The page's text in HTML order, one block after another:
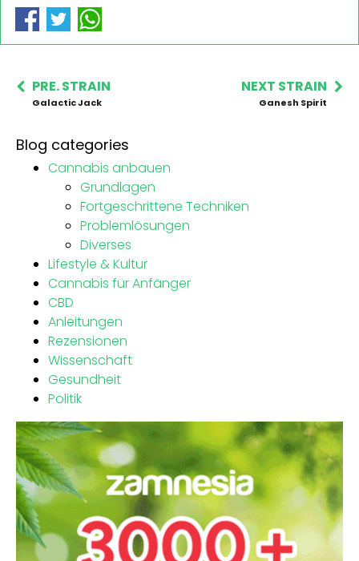
PRE. STRAIN
Galactic Jack
NEXT STRAIN
Ganesh Spirit
Blog categories
Cannabis anbauen
Grundlagen
Fortgeschrittene Techniken
Problemlösungen
Diverses
Lifestyle & Kultur
Cannabis für Anfänger
CBD
Anleitungen
Rezensionen
Wissenschaft
Gesundheit
Politik